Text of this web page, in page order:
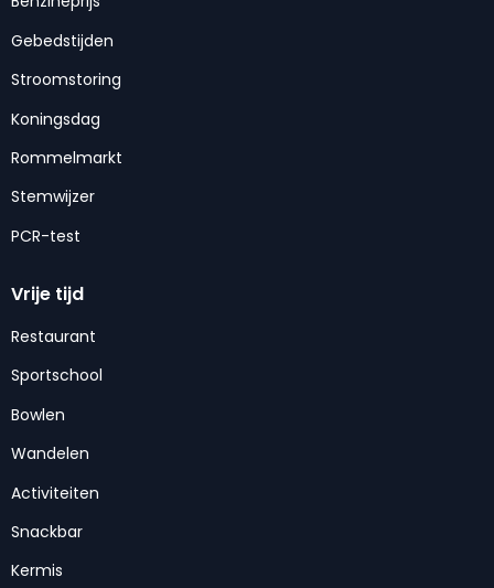
Gebedstijden
Stroomstoring
Koningsdag
Rommelmarkt
Stemwijzer
PCR-test
Vrije tijd
Restaurant
Sportschool
Bowlen
Wandelen
Activiteiten
Snackbar
Kermis